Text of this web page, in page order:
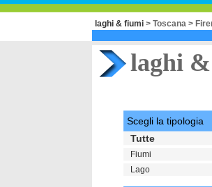
laghi & fiumi > Toscana >
laghi
Scegli la tipologia
Tutte
Fiumi
Lago